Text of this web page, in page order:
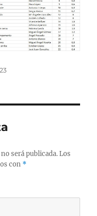
será publicada. Los
con *